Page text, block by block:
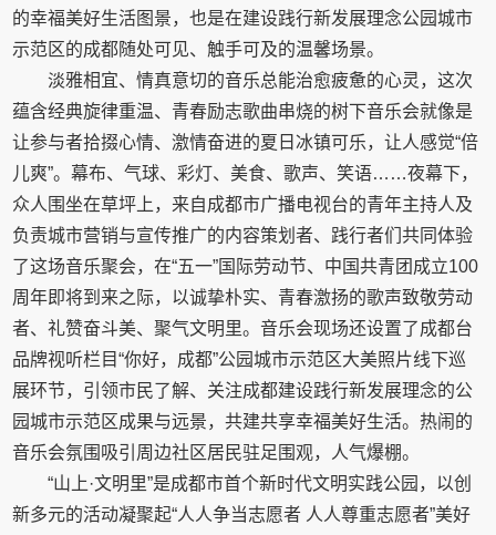
的幸福美好生活图景，也是在建设践行新发展理念公园城市
示范区的成都随处可见、触手可及的温馨场景。
淡雅相宜、情真意切的音乐总能治愈疲惫的心灵，这次
蕴含经典旋律重温、青春励志歌曲串烧的树下音乐会就像是
让参与者拾掇心情、激情奋进的夏日冰镇可乐，让人感觉“倍
儿爽”。幕布、气球、彩灯、美食、歌声、笑语……夜幕下，
众人围坐在草坪上，来自成都市广播电视台的青年主持人及
负责城市营销与宣传推广的内容策划者、践行者们共同体验
了这场音乐聚会，在“五一”国际劳动节、中国共青团成立100
周年即将到来之际，以诚挚朴实、青春激扬的歌声致敬劳动
者、礼赞奋斗美、聚气文明里。音乐会现场还设置了成都台
品牌视听栏目“你好，成都”公园城市示范区大美照片线下巡
展环节，引领市民了解、关注成都建设践行新发展理念的公
园城市示范区成果与远景，共建共享幸福美好生活。热闹的
音乐会氛围吸引周边社区居民驻足围观，人气爆棚。
“山上·文明里”是成都市首个新时代文明实践公园，以创
新多元的活动凝聚起“人人争当志愿者 人人尊重志愿者”美好